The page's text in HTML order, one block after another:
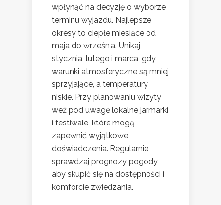
wpłynąć na decyzję o wyborze
terminu wyjazdu. Najlepsze
okresy to ciepłe miesiące od
maja do września. Unikaj
stycznia, lutego i marca, gdy
warunki atmosferyczne są mniej
sprzyjające, a temperatury
niskie. Przy planowaniu wizyty
weź pod uwagę lokalne jarmarki
i festiwale, które mogą
zapewnić wyjątkowe
doświadczenia. Regularnie
sprawdzaj prognozy pogody,
aby skupić się na dostępności i
komforcie zwiedzania.